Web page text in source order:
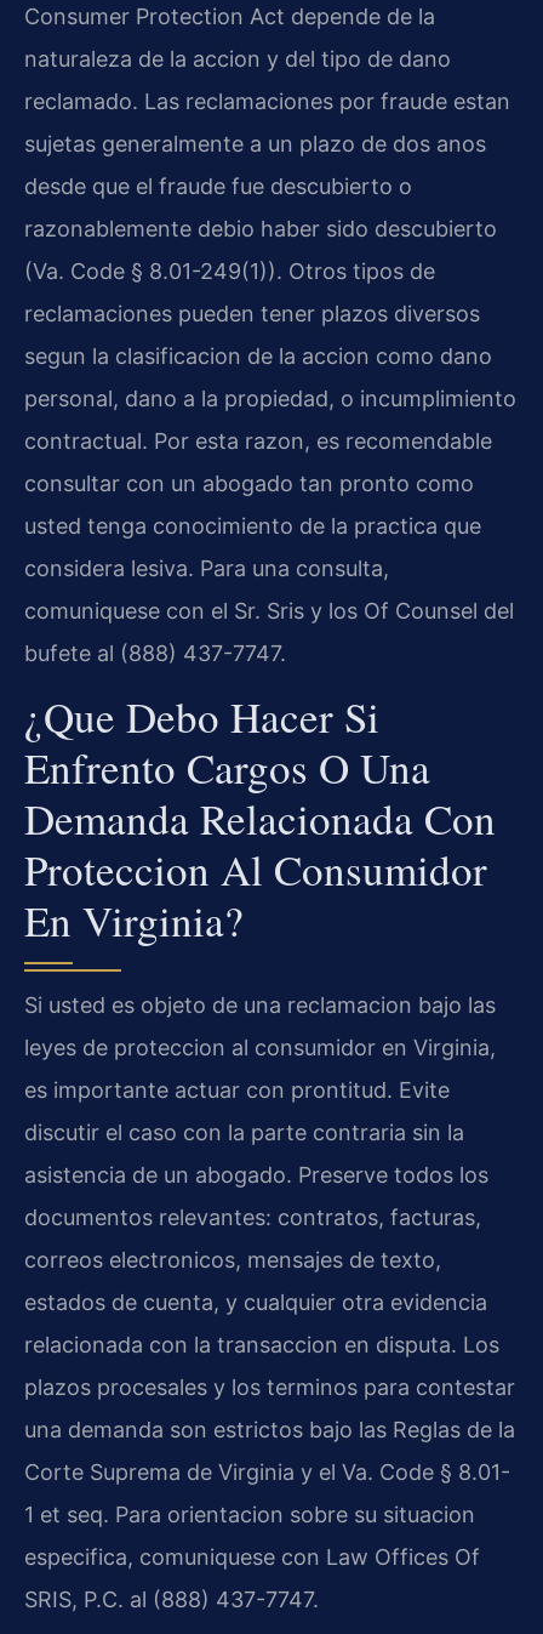
Consumer Protection Act depende de la
naturaleza de la accion y del tipo de dano
reclamado. Las reclamaciones por fraude estan
sujetas generalmente a un plazo de dos anos
desde que el fraude fue descubierto o
razonablemente debio haber sido descubierto
(Va. Code § 8.01-249(1)). Otros tipos de
reclamaciones pueden tener plazos diversos
segun la clasificacion de la accion como dano
personal, dano a la propiedad, o incumplimiento
contractual. Por esta razon, es recomendable
consultar con un abogado tan pronto como
usted tenga conocimiento de la practica que
considera lesiva. Para una consulta,
comuniquese con el Sr. Sris y los Of Counsel del
bufete al (888) 437-7747.
¿Que Debo Hacer Si
Enfrento Cargos O Una
Demanda Relacionada Con
Proteccion Al Consumidor
En Virginia?
Si usted es objeto de una reclamacion bajo las
leyes de proteccion al consumidor en Virginia,
es importante actuar con prontitud. Evite
discutir el caso con la parte contraria sin la
asistencia de un abogado. Preserve todos los
documentos relevantes: contratos, facturas,
correos electronicos, mensajes de texto,
estados de cuenta, y cualquier otra evidencia
relacionada con la transaccion en disputa. Los
plazos procesales y los terminos para contestar
una demanda son estrictos bajo las Reglas de la
Corte Suprema de Virginia y el Va. Code § 8.01-
1 et seq. Para orientacion sobre su situacion
especifica, comuniquese con Law Offices Of
SRIS, P.C. al (888) 437-7747.